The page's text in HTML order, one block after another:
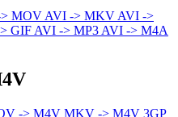
MOV AVI -> MKV AVI ->
GIF AVI -> MP3 AVI -> M4A
-> M4V MKV -> M4V 3GP